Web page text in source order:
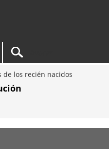
de los recién nacidos